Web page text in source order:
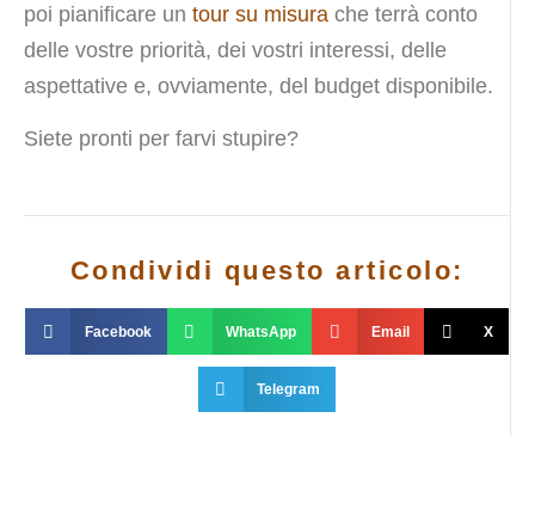
poi pianificare un tour su misura che terrà conto
delle vostre priorità, dei vostri interessi, delle
aspettative e, ovviamente, del budget disponibile.
Siete pronti per farvi stupire?
Condividi questo articolo:
Facebook WhatsApp Email X
Telegram